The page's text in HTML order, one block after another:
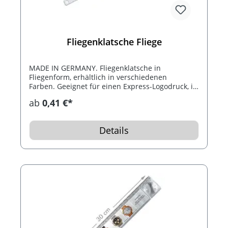
Fliegenklatsche Fliege
MADE IN GERMANY. Fliegenklatsche in
Fliegenform, erhältlich in verschiedenen
Farben. Geeignet für einen Express-Logodruck, in
ab 0,41 €*
Details